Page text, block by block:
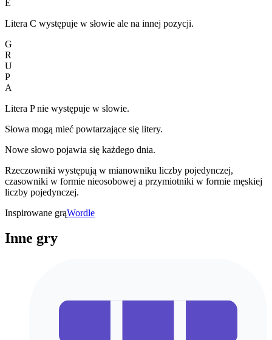
E
Litera C występuje w słowie ale na innej pozycji.
G
R
U
P
A
Litera P nie występuje w slowie.
Słowa mogą mieć powtarzające się litery.
Nowe słowo pojawia się każdego dnia.
Rzeczowniki występują w mianowniku liczby pojedynczej,
czasowniki w formie nieosobowej a przymiotniki w formie męskiej
liczby pojedynczej.
Inspirowane grąWordle
Inne gry